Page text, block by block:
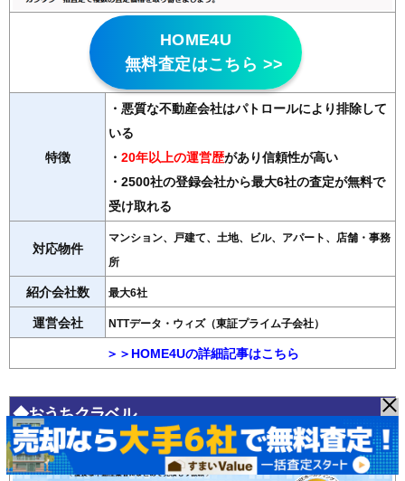
HOME4U
無料査定はこちら >>
特徴
・悪質な不動産会社はパトロールにより排除して
いる
・ 20年以上の運営歴があり信頼性が高い
・2500社の登録会社から最大6社の査定が無料で
受け取れる
対応物件
マンション、戸建て、土地、ビル、アパート、店舗・事務
所
紹介会社数 最大6社
運営会社 NTTデータ・ウィズ（東証プライム子会社）
＞＞HOME4Uの詳細記事はこちら
◆おうちクラベル